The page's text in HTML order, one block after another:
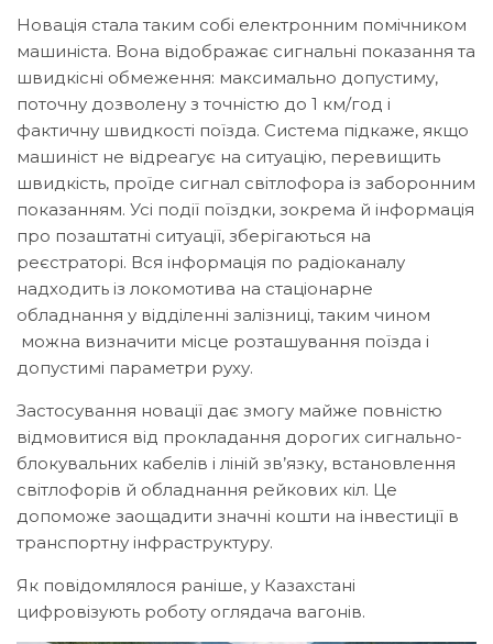
Новація стала таким собі електронним помічником
машиніста. Вона відображає сигнальні показання та
швидкісні обмеження: максимально допустиму,
поточну дозволену з точністю до 1 км/год і
фактичну швидкості поїзда. Система підкаже, якщо
машиніст не відреагує на ситуацію, перевищить
швидкість, проїде сигнал світлофора із заборонним
показанням. Усі події поїздки, зокрема й інформація
про позаштатні ситуації, зберігаються на
реєстраторі. Вся інформація по радіоканалу
надходить із локомотива на стаціонарне
обладнання у відділенні залізниці, таким чином
можна визначити місце розташування поїзда і
допустимі параметри руху.
Застосування новації дає змогу майже повністю
відмовитися від прокладання дорогих сигнально-
блокувальних кабелів і ліній зв’язку, встановлення
світлофорів й обладнання рейкових кіл. Це
допоможе заощадити значні кошти на інвестиції в
транспортну інфраструктуру.
Як повідомлялося раніше, у Казахстані
цифровізують роботу оглядача вагонів.